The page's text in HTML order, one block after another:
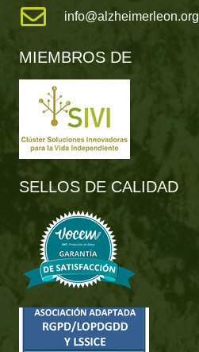
info@alzheimerleon.org
MIEMBROS DE
SELLOS DE CALIDAD